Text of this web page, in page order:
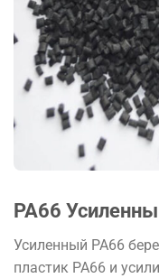
PA66
Усиленный PA66
пластик PA66 и